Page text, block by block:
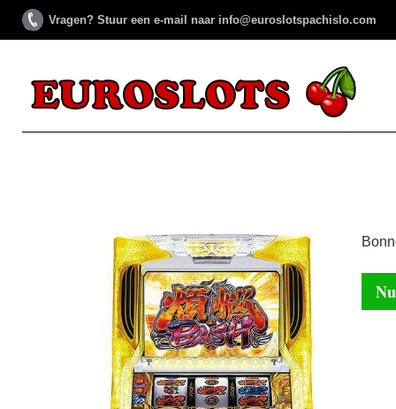
Vragen? Stuur een e-mail naar info@euroslotspachislo.com